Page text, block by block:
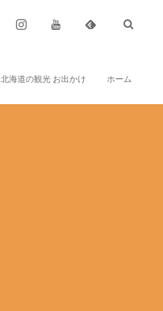
北海道の観光 お出かけ ホーム